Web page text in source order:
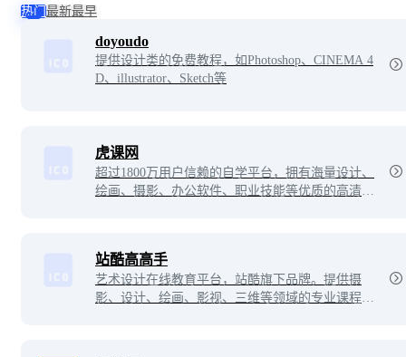
热门 最新最早
doyoudo
提供设计类的免费教程，如Photoshop、CINEMA 4
D、illustrator、Sketch等
虎课网
超过1800万用户信赖的自学平台，拥有海量设计、
绘画、摄影、办公软件、职业技能等优质的高清教
站酷高高手
艺术设计在线教育平台，站酷旗下品牌。提供摄
影、设计、绘画、影视、三维等领域的专业课程及